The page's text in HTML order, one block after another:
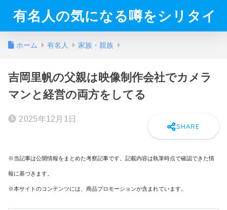
有名人の気になる噂をシリタイ
ホーム 有名人 家族・親族
吉岡里帆の父親は映像制作会社でカメラ
マンと経営の両方をしてる
2025年12月1日
※当記事は公開情報をまとめた考察記事です。記載内容は執筆時点で確認できた情
報に基づきます。
※本サイトのコンテンツには、商品プロモーションが含まれています。